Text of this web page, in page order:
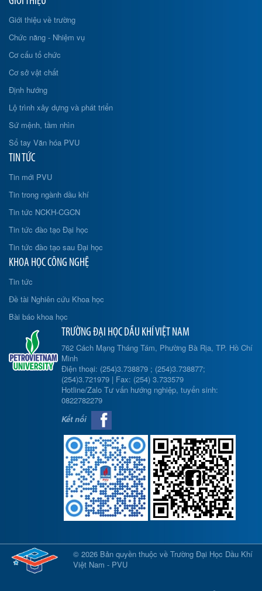
Giới thiệu về trường
Chức năng - Nhiệm vụ
Cơ cấu tổ chức
Cơ sở vật chất
Định hướng
Lộ trình xây dựng và phát triển
Sứ mệnh, tầm nhìn
Sổ tay Văn hóa PVU
TIN TỨC
Tin mới PVU
Tin trong ngành dầu khí
Tin tức NCKH-CGCN
Tin tức đào tạo Đại học
Tin tức đào tạo sau Đại học
KHOA HỌC CÔNG NGHỆ
Tin tức
Đề tài Nghiên cứu Khoa học
Bài báo khoa học
TRƯỜNG ĐẠI HỌC DẦU KHÍ VIỆT NAM
762 Cách Mạng Tháng Tám, Phường Bà Rịa, TP. Hồ Chí
Minh
Điện thoại: (254)3.738879 ; (254)3.738877;
(254)3.721979 | Fax: (254) 3.733579
Hotline/Zalo Tư vấn hướng nghiệp, tuyển sinh:
0822782279
Kết nối
© 2026 Bản quyền thuộc về Trường Đại Học Dầu Khí
Việt Nam - PVU